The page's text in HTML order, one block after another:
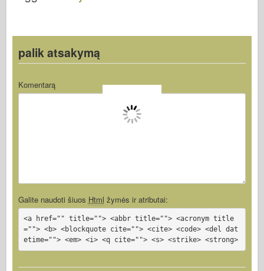
palik atsakymą
Komentarą
Galite naudoti šiuos Html žymės ir atributai:
<a href="" title=""> <abbr title=""> <acronym title
=""> <b> <blockquote cite=""> <cite> <code> <del dat
etime=""> <em> <i> <q cite=""> <s> <strike> <strong>